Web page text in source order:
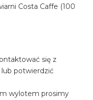
Costa Caffe (100
się z
potwierdzić
wylotem prosimy